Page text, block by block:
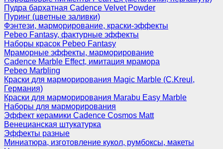
Пудра бархатная Cadence Velvet Powder
Пуринг (цветные заливки)
Фэнтези, марморирование, краски-эффекты
Pebeo Fantasy, фактурные эффекты
Наборы красок Pebeo Fantasy
Мраморные эффекты, марморирование
Cadence Marble Effect, имитация мрамора
Pebeo Marbling
Краски для марморирования Magic Marble (C.Kreul,
Германия)
Краски для марморирования Marabu Easy Marble
Наборы для марморирования
Эффект керамики Cadence Cosmos Matt
Венецианская штукатурка
Эффекты разные
Миниатюра, изготовление кукол, румбоксы, макеты